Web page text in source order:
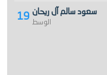
19 سعود سالم آل ريحان
الوسط